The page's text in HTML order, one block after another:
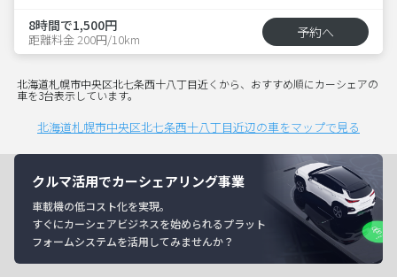
8時間で1,500円
距離料金 200円/10km 予約へ
北海道札幌市中央区北七条西十八丁目近くから、おすすめ順にカーシェアの
車を3台表示しています。
北海道札幌市中央区北七条西十八丁目近辺の車をマップで見る
クルマ活用でカーシェアリング事業
車載機の低コスト化を実現。
すぐにカーシェアビジネスを始められるプラット
フォームシステムを活用してみませんか？